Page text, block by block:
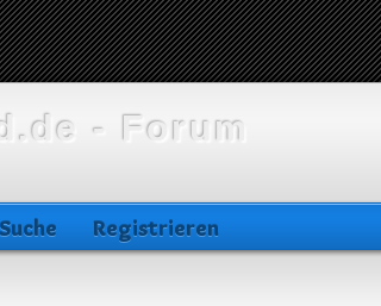
- Forum
Suche Registrieren